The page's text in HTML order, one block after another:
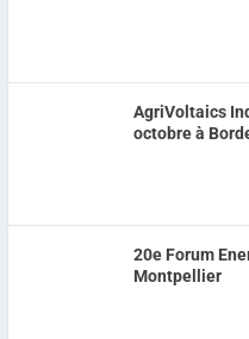
AgriVoltaics
octobre à
20e Forum
Montpellier